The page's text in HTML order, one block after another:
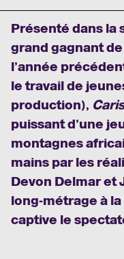
Présenté dans la
grand gagnant
l’année
le travail de
production),
puissant d’une
montagnes
mains par les
Devon Delmar et
long-métrage à
captive le